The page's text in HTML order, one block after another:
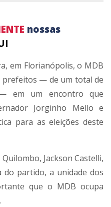
nossas
em Florianópolis, o MDB
prefeitos — de um total de
em um encontro que
Jorginho Mello e
para as eleições deste
Jackson Castelli,
partido, a unidade dos
que o MDB ocupa